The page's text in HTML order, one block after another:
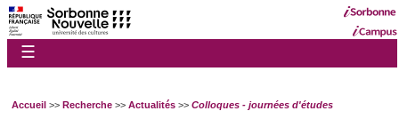
☰
Accueil >> Recherche >> Actualités >> Colloques - journées d'études